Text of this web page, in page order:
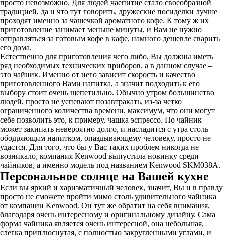
просто невозможно. Для людей чаепитие стало своеобразной
традицией, да и что тут говорить, дружеские посиделки лучше
проходят именно за чашечкой ароматного кофе. К тому ж их
приготовление занимает меньше минуты, и Вам не нужно
отправляться за готовым кофе в кафе, намного дешевле сварить
его дома.
Естественно для приготовления чего либо, Вы должны иметь
ряд необходимых технических приборов, а в данном случае –
это чайник. Именно от него зависит скорость и качество
приготовленного Вами напитка, а значит подходить к его
выбору стоит очень щепетильно. Обычно утром большинство
людей, просто не успевают позавтракать, из-за четко
ограниченного количества времени, максимум, что они могут
себе позволить это, к примеру, чашка эспрессо. Но чайник
может закипать невероятно долго, и насладится с утра столь
ободряющим напитком, опаздывающему человеку, просто не
удастся. Для того, что бы у Вас таких проблем никогда не
возникало, компания Kenwood выпустила новинку среди
чайников, а именно модель под названием Kenwood SKM038A.
Персональное солнце на Вашей кухне
Если вы яркий и харизматичный человек, значит, Вы и в правду
просто не сможете пройти мимо столь удивительного чайника
от компании Kenwood. Он тут же обратит на себя внимания,
благодаря очень интересному и оригинальному дизайну. Сама
форма чайника является очень интересной, она небольшая,
слегка приплюснутая, с полностью закругленными углами, и